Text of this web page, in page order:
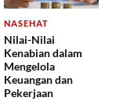
NASEHAT
Nilai-Nilai
Kenabian dalam
Mengelola
Keuangan dan
Pekerjaan